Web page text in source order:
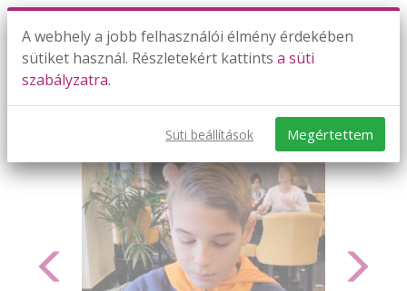
A webhely a jobb felhasználói élmény érdekében
sütiket használ. Részletekért kattints a süti
szabályzatra.
Süti beállítások Megértettem